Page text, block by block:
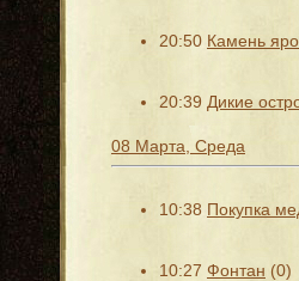
20:50 Камень
20:39 Дикие
08 Марта, Среда
10:38 Покупка
10:27 Фонтан (0)